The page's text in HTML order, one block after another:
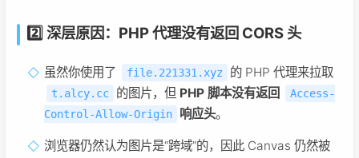
2️⃣ 深层原因： PHP 代理没有返回 CORS 头
虽然你使用了 file.221331.xyz 的 PHP 代理来拉取
t.alcy.cc 的图片，但 PHP 脚本没有返回
Access-
Control-Allow-Origin
响应头。
浏览器仍然认为图片是“跨域”的，因此 Canvas 仍然被